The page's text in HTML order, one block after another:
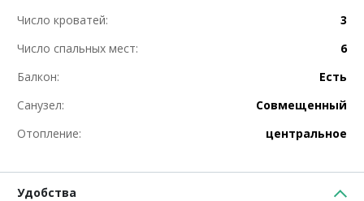
Число кроватей:
3
Число спальных мест:
6
Балкон:
Есть
Санузел:
Совмещенный
Отопление:
центральное
Удобства